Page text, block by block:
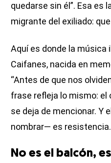
quedarse sin él”. Esa es
migrante del exiliado:
Aquí es donde la música
Caifanes, nacida en
“Antes de que nos
frase refleja lo mismo: el
se deja de mencionar. Y
nombrar— es resistencia.
No es el balcón,